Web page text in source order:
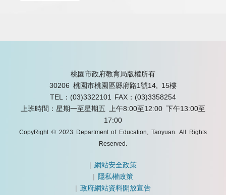
桃園市政府教育局版權所有
30206 桃園市桃園區縣府路1號14, 15樓
TEL：(03)3322101
FAX：(03)3358254
上班時間：星期一至星期五 上午8:00至12:00 下午13:00至
17:00
CopyRight © 2023 Department of Education, Taoyuan. All Rights
Reserved.
|網站安全政策
| 隱私權政策
|政府網站資料開放宣告